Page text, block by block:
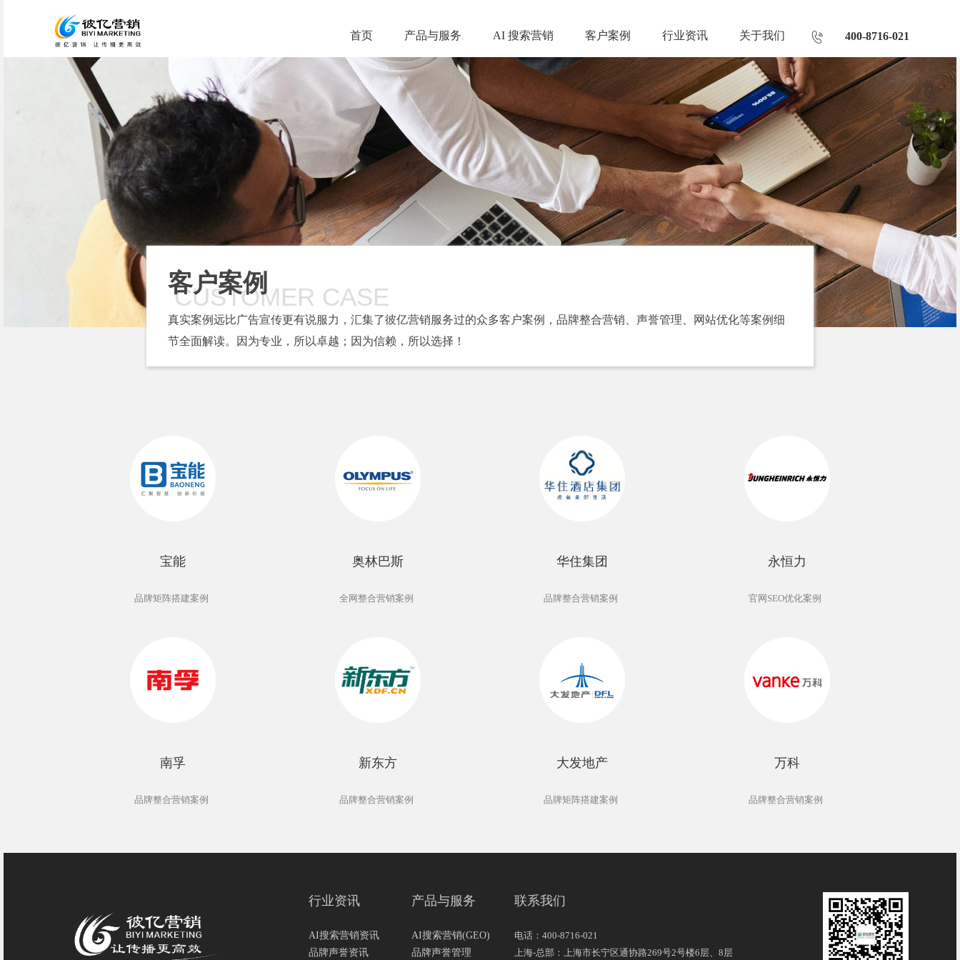
首页 产品与服务 AI 搜索营销 客户案例 行业资讯 关于我们 400-8716-021
客户案例
CUSTOMER CASE
真实案例远比广告宣传更有说服力，汇集了彼亿营销服务过的众多客户案例，品牌整合营销、声誉管理、网站优化等案例细
节全面解读。因为专业，所以卓越；因为信赖，所以选择！
宝能
品牌矩阵搭建案例
奥林巴斯
全网整合营销案例
华住集团
品牌整合营销案例
永恒力
官网SEO优化案例
南孚
品牌整合营销案例
新东方
品牌整合营销案例
大发地产
品牌矩阵搭建案例
万科
品牌整合营销案例
行业资讯
AI搜索营销资讯
品牌声誉资讯
产品与服务
AI搜索营销(GEO)
品牌声誉管理
联系我们
电话：400-8716-021
上海-总部：上海市长宁区通协路269号2号楼6层、8层